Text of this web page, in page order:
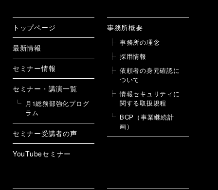
トップページ
最新情報
セミナー情報
セミナー・講演一覧
月1総務部強化プログ
ラム
セミナー受講者の声
YouTubeセミナー
事務所概要
事務所の理念
採用情報
依頼者の身元確認に
ついて
情報セキュリティに
関する取扱規程
BCP（事業継続計
画）